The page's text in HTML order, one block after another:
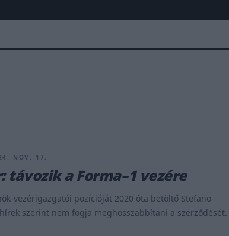
NOV. 17.
távozik a Forma–1 vezére
vezérigazgatói pozícióját 2020 óta betöltő Stefano
szerint nem fogja meghosszabbítani a szerződését.